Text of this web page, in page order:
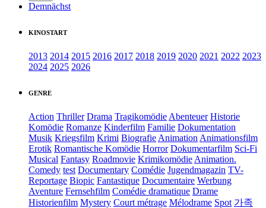
Demnächst
KINOSTART
2013 2014 2015 2016 2017 2018 2019 2020 2021 2022 2023
2024 2025 2026
GENRE
Action Thriller Drama Tragikomödie Abenteuer Historie
Komödie Romanze Kinderfilm Familie Dokumentation
Musik Kriegsfilm Krimi Biografie Animation Animationsfilm
Erotik Romantische Komödie Horror Dokumentarfilm Sci-Fi
Musical Fantasy Roadmovie Krimikomödie Animation.
Comedy test Documentary Comédie Jugendmagazin TV-
Reportage Biopic Fantastique Documentaire Werbung
Aventure Fernsehfilm Comédie dramatique Drame
Historienfilm Mystery Court métrage Mélodrame Spot 가족